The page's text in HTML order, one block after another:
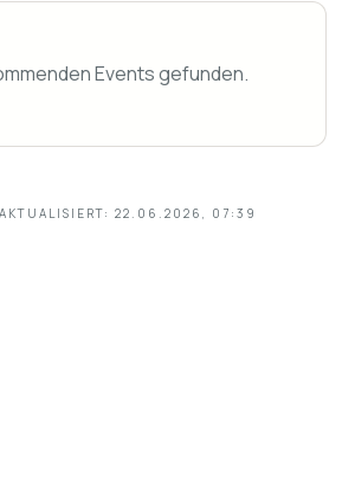
Events gefunden.
22.06.2026, 07:39